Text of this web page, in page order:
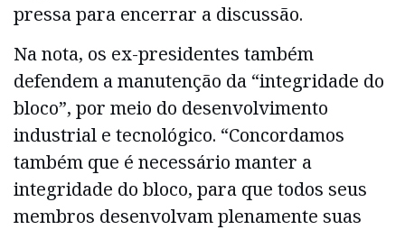
pressa para encerrar a discussão.
Na nota, os ex-presidentes também
defendem a manutenção da “integridade do
bloco”, por meio do desenvolvimento
industrial e tecnológico. “Concordamos
também que é necessário manter a
integridade do bloco, para que todos seus
membros desenvolvam plenamente suas